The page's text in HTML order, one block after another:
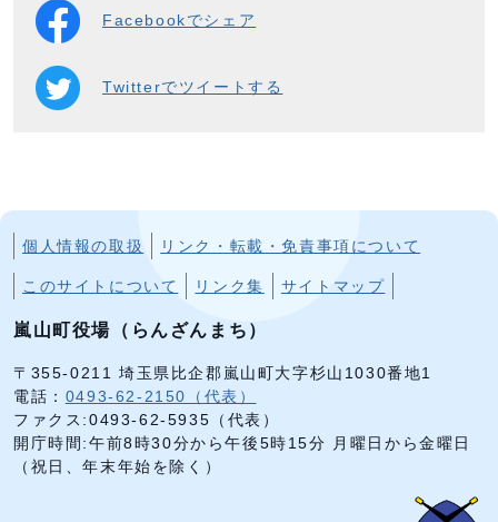
Facebookでシェア
Twitterでツイートする
個人情報の取扱 リンク・転載・免責事項について
このサイトについて リンク集 サイトマップ
嵐山町役場（らんざんまち）
〒355-0211 埼玉県比企郡嵐山町大字杉山1030番地1
電話： 0493-62-2150（代表）
ファクス:0493-62-5935（代表）
開庁時間:午前8時30分から午後5時15分 月曜日から金曜日
（祝日、年末年始を除く）